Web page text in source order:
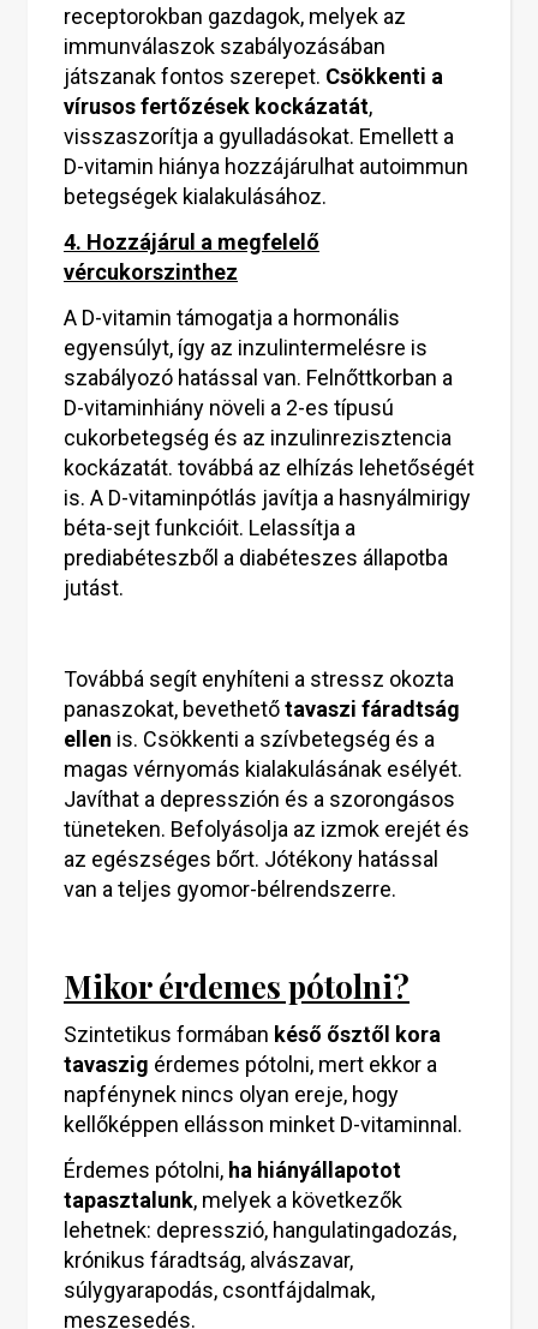
receptorokban gazdagok, melyek az
immunválaszok szabályozásában
játszanak fontos szerepet. Csökkenti a
vírusos fertőzések kockázatát,
visszaszorítja a gyulladásokat. Emellett a
D-vitamin hiánya hozzájárulhat autoimmun
betegségek kialakulásához.
4. Hozzájárul a megfelelő
vércukorszinthez
A D-vitamin támogatja a hormonális
egyensúlyt, így az inzulintermelésre is
szabályozó hatással van. Felnőttkorban a
D-vitaminhiány növeli a 2-es típusú
cukorbetegség és az inzulinrezisztencia
kockázatát. továbbá az elhízás lehetőségét
is. A D-vitaminpótlás javítja a hasnyálmirigy
béta-sejt funkcióit. Lelassítja a
prediabéteszből a diabéteszes állapotba
jutást.
Továbbá segít enyhíteni a stressz okozta
panaszokat, bevethetőtavaszi fáradtság
ellen is. Csökkenti a szívbetegség és a
magas vérnyomás kialakulásának esélyét.
Javíthat a depresszión és a szorongásos
tüneteken. Befolyásolja az izmok erejét és
az egészséges bőrt. Jótékony hatással
van a teljes gyomor-bélrendszerre.
Mikor érdemes pótolni?
Szintetikus formában késő ősztől kora
tavaszig érdemes pótolni, mert ekkor a
napfénynek nincs olyan ereje, hogy
kellőképpen ellásson minket D-vitaminnal.
Érdemes pótolni, ha hiányállapotot
tapasztalunk, melyek a következők
lehetnek: depresszió, hangulatingadozás,
krónikus fáradtság, alvászavar,
súlygyarapodás, csontfájdalmak,
meszesedés.